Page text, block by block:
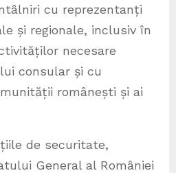
cu reprezentanți
și regionale, inclusiv în
necesare
consular și cu
românești și ai
de securitate,
General al României